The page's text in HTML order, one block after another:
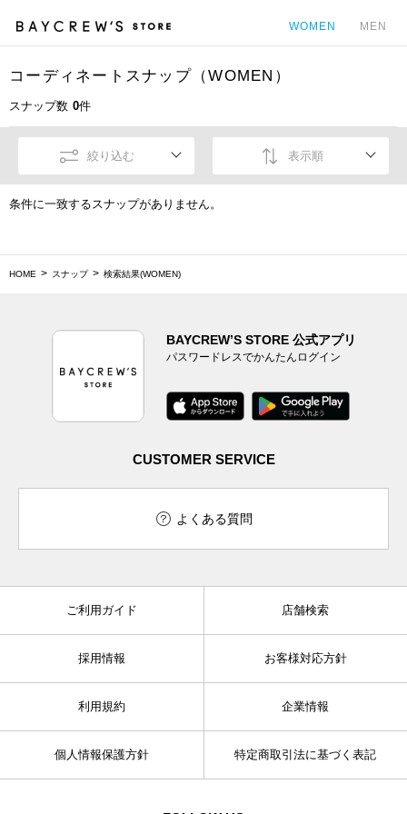
WOMEN MEN
コーディネートスナップ（WOMEN）
スナップ数 0件
絞り込む 表示順
条件に一致するスナップがありません。
HOME スナップ 検索結果(WOMEN)
BAYCREW’S STORE 公式アプリ
パスワードレスでかんたんログイン
CUSTOMER SERVICE
よくある質問
ご利用ガイド 店舗検索
採用情報 お客様対応方針
利用規約 企業情報
個人情報保護方針 特定商取引法に基づく表記